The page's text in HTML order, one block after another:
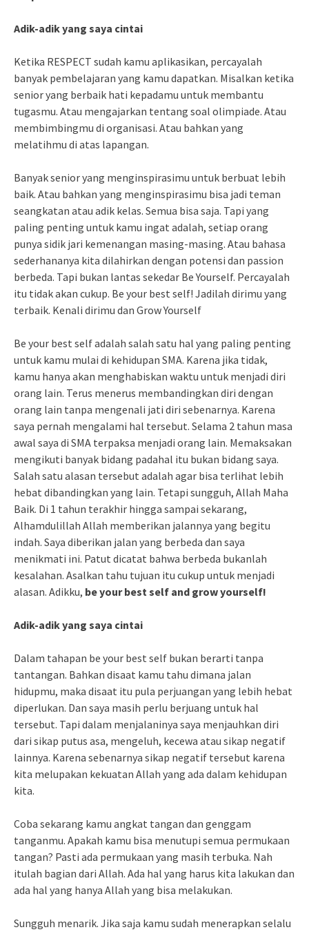
Adik-adik yang saya cintai
Ketika RESPECT sudah kamu aplikasikan, percayalah
banyak pembelajaran yang kamu dapatkan. Misalkan ketika
senior yang berbaik hati kepadamu untuk membantu
tugasmu. Atau mengajarkan tentang soal olimpiade. Atau
membimbingmu di organisasi. Atau bahkan yang
melatihmu di atas lapangan.
Banyak senior yang menginspirasimu untuk berbuat lebih
baik. Atau bahkan yang menginspirasimu bisa jadi teman
seangkatan atau adik kelas. Semua bisa saja. Tapi yang
paling penting untuk kamu ingat adalah, setiap orang
punya sidik jari kemenangan masing-masing. Atau bahasa
sederhananya kita dilahirkan dengan potensi dan passion
berbeda. Tapi bukan lantas sekedar Be Yourself. Percayalah
itu tidak akan cukup. Be your best self! Jadilah dirimu yang
terbaik. Kenali dirimu dan Grow Yourself
Be your best self adalah salah satu hal yang paling penting
untuk kamu mulai di kehidupan SMA. Karena jika tidak,
kamu hanya akan menghabiskan waktu untuk menjadi diri
orang lain. Terus menerus membandingkan diri dengan
orang lain tanpa mengenali jati diri sebenarnya. Karena
saya pernah mengalami hal tersebut. Selama 2 tahun masa
awal saya di SMA terpaksa menjadi orang lain. Memaksakan
mengikuti banyak bidang padahal itu bukan bidang saya.
Salah satu alasan tersebut adalah agar bisa terlihat lebih
hebat dibandingkan yang lain. Tetapi sungguh, Allah Maha
Baik. Di 1 tahun terakhir hingga sampai sekarang,
Alhamdulillah Allah memberikan jalannya yang begitu
indah. Saya diberikan jalan yang berbeda dan saya
menikmati ini. Patut dicatat bahwa berbeda bukanlah
kesalahan. Asalkan tahu tujuan itu cukup untuk menjadi
alasan. Adikku, be your best self and grow yourself!
Adik-adik yang saya cintai
Dalam tahapan be your best self bukan berarti tanpa
tantangan. Bahkan disaat kamu tahu dimana jalan
hidupmu, maka disaat itu pula perjuangan yang lebih hebat
diperlukan. Dan saya masih perlu berjuang untuk hal
tersebut. Tapi dalam menjalaninya saya menjauhkan diri
dari sikap putus asa, mengeluh, kecewa atau sikap negatif
lainnya. Karena sebenarnya sikap negatif tersebut karena
kita melupakan kekuatan Allah yang ada dalam kehidupan
kita.
Coba sekarang kamu angkat tangan dan genggam
tanganmu. Apakah kamu bisa menutupi semua permukaan
tangan? Pasti ada permukaan yang masih terbuka. Nah
itulah bagian dari Allah. Ada hal yang harus kita lakukan dan
ada hal yang hanya Allah yang bisa melakukan.
Sungguh menarik. Jika saja kamu sudah menerapkan selalu